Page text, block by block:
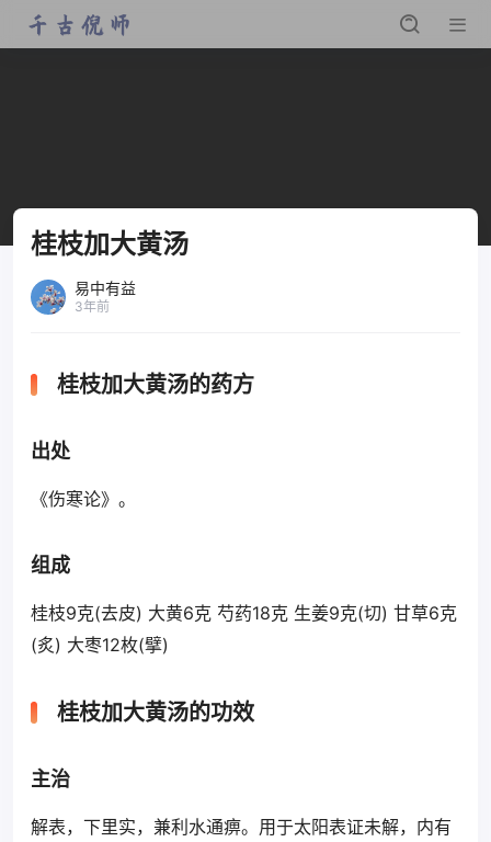
桂枝加大黄汤
易中有益
3年前
桂枝加大黄汤的药方
出处
《伤寒论》。
组成
桂枝9克(去皮) 大黄6克 芍药18克 生姜9克(切) 甘草6克
(炙) 大枣12枚(擘)
桂枝加大黄汤的功效
主治
解表，下里实，兼利水通痹。用于太阳表证未解，内有